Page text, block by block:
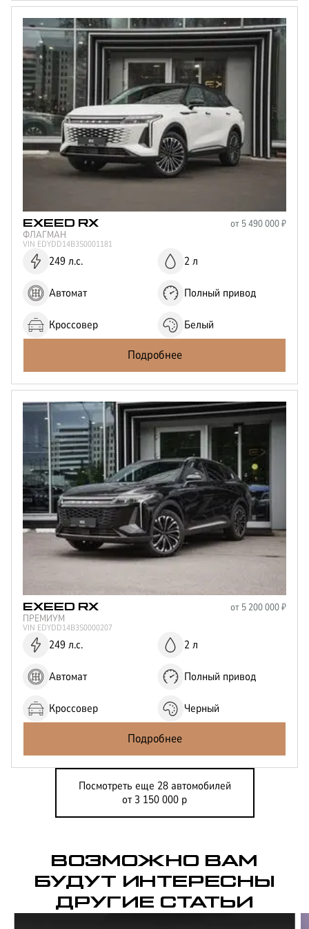
EXEED RX от 5 490 000₽
ФЛАГМАН
VIN EDYDD14B3S0001181
249 л.с. 2 л
Автомат Полный привод
Кроссовер Белый
Подробнее
EXEED RX от 5 200 000₽
ПРЕМИУМ
VIN EDYDD14B3S0000207
249 л.с. 2 л
Автомат Полный привод
Кроссовер Черный
Подробнее
Посмотреть еще 28 автомобилей
от 3 150 000 р
ВОЗМОЖНО ВАМ
БУДУТ ИНТЕРЕСНЫ
ДРУГИЕ СТАТЬИ